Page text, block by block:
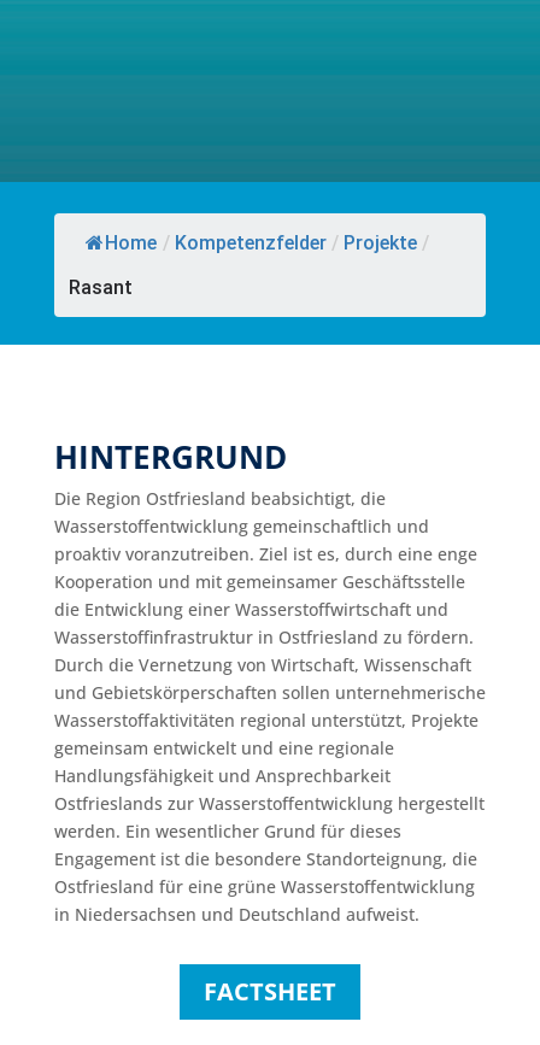
Home / Kompetenzfelder / Projekte /
Rasant
HINTERGRUND
Die Region Ostfriesland beabsichtigt, die
Wasserstoffentwicklung gemeinschaftlich und
proaktiv voranzutreiben. Ziel ist es, durch eine enge
Kooperation und mit gemeinsamer Geschäftsstelle
die Entwicklung einer Wasserstoffwirtschaft und
Wasserstoffinfrastruktur in Ostfriesland zu fördern.
Durch die Vernetzung von Wirtschaft, Wissenschaft
und Gebietskörperschaften sollen unternehmerische
Wasserstoffaktivitäten regional unterstützt, Projekte
gemeinsam entwickelt und eine regionale
Handlungsfähigkeit und Ansprechbarkeit
Ostfrieslands zur Wasserstoffentwicklung hergestellt
werden. Ein wesentlicher Grund für dieses
Engagement ist die besondere Standorteignung, die
Ostfriesland für eine grüne Wasserstoffentwicklung
in Niedersachsen und Deutschland aufweist.
FACTSHEET